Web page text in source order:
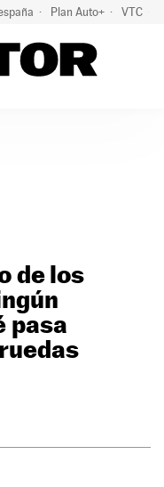
Plan Auto+ VTC
de los
pasa